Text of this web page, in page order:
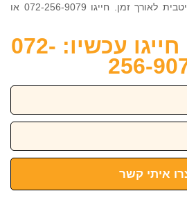
הלקוח ומספקים אחריות מיטבית לאורך זמן. חייגו 072-256-9079 או
לייעוץ חינם חייגו עכשיו: 072-
256-
איתי קשר